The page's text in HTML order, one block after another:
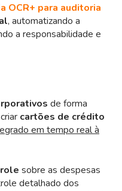
OCR+ para auditoria
, automatizando a
a responsabilidade e
de forma
cartões de crédito
em tempo real à
sobre as despesas
detalhado dos